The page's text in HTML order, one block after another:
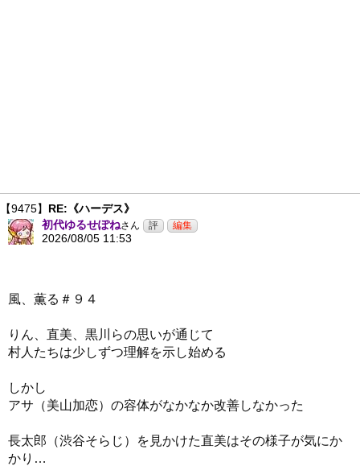
【9475】 RE:《ハーデス》
初代ゆるせぽねさん
2026/08/05 11:53
風、薫る＃９４
りん、直美、黒川らの思いが通じて
村人たちは少しずつ理解を示し始める
しかし
アサ（美山加恋）の容体がなかなか改善しなかった
長太郎（渋谷そらじ）を見かけた直美はその様子が気にか
かり…